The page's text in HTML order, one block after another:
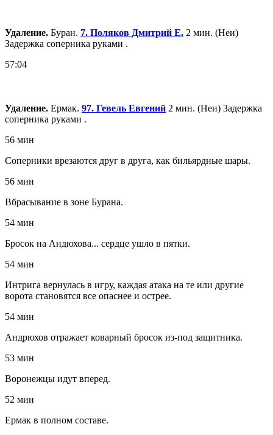
Удаление. Буран. 7. Поляков Дмитрий Е. 2 мин. (Неи)
Задержка соперника руками .
57:04
Удаление. Ермак. 97. Гевель Евгений 2 мин. (Неи) Задержка
соперника руками .
56 мин
Соперники врезаются друг в друга, как бильярдные шары.
56 мин
Вбрасывание в зоне Бурана.
54 мин
Бросок на Андюхова... сердце ушло в пятки.
54 мин
Интрига вернулась в игру, каждая атака на те или другие
ворота становятся все опаснее и острее.
54 мин
Андрюхов отражает коварный бросок из-под защитника.
53 мин
Воронежцы идут вперед.
52 мин
Ермак в полном составе.